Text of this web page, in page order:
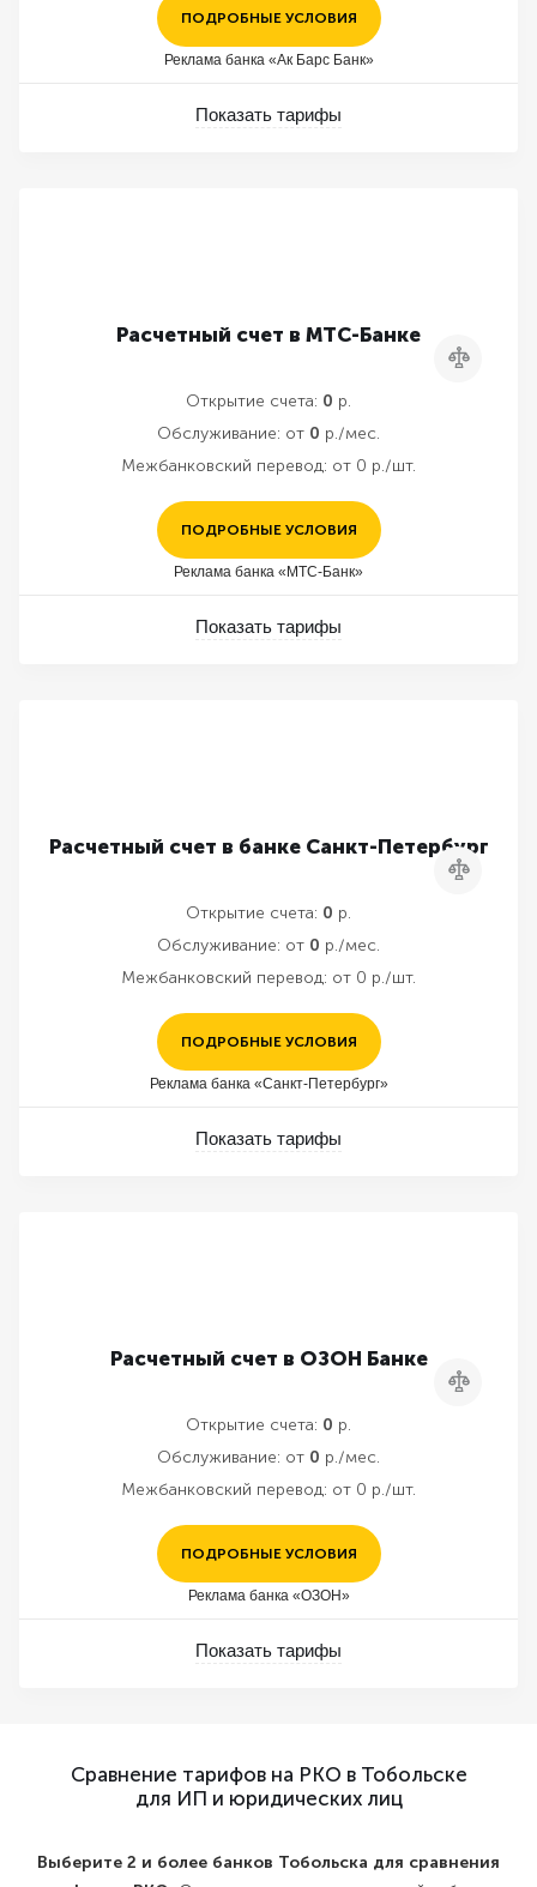
ПОДРОБНЫЕ УСЛОВИЯ
Реклама банка «Ак Барс Банк»
Показать тарифы
Расчетный счет в МТС-Банке
Сравнить
Открытие счета: 0 р.
Обслуживание: от 0 р./мес.
Межбанковский перевод: от 0 р./шт.
ПОДРОБНЫЕ УСЛОВИЯ
Реклама банка «МТС-Банк»
Показать тарифы
Расчетный счет в банке Санкт-Петербург
Сравнить
Открытие счета: 0 р.
Обслуживание: от 0 р./мес.
Межбанковский перевод: от 0 р./шт.
ПОДРОБНЫЕ УСЛОВИЯ
Реклама банка «Санкт-Петербург»
Показать тарифы
Расчетный счет в ОЗОН Банке
Сравнить
Открытие счета: 0 р.
Обслуживание: от 0 р./мес.
Межбанковский перевод: от 0 р./шт.
ПОДРОБНЫЕ УСЛОВИЯ
Реклама банка «ОЗОН»
Показать тарифы
Сравнение тарифов на РКО в Тобольске
для ИП и юридических лиц
Выберите 2 и более банков Тобольска для сравнения